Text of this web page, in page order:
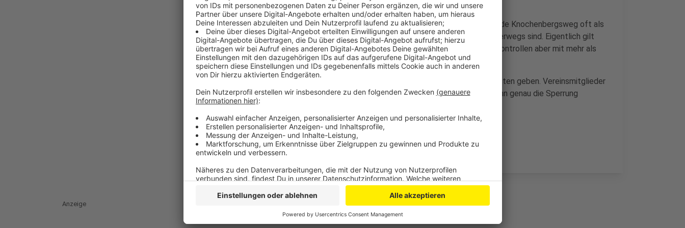
Hintergrund ist, dass der parallel zum Willy-Brandt-Ring verlaufende Knochenbergsweg oft als
Schleichweg genutzt wird und Autos hier dann viel zu schnell unterwegs sind. Eigentlich gilt
auf der Fahrradstraße Tempo 30. Ein Großteil der Autos war bei Kontrollen aber mit mehr als
50km/h unterwegs.
Auf Höhe der A3-Autobahnbrücke soll es in Zukunft deshalb Pfosten geben. Vereinsmitglieder
müssen dann den Weg über die Edith-Weyde-Straße nehmen. Wann genau die Sperrung
Anzeige
Anzeige